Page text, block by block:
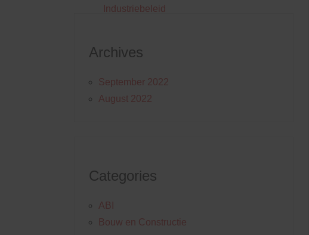
Industriebeleid
Archives
September 2022
August 2022
Categories
ABI
Bouw en Constructie